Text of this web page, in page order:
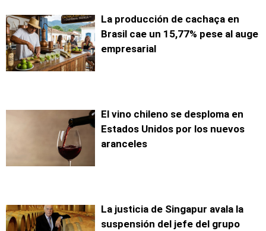
La producción de cachaça en
Brasil cae un 15,77% pese al auge
empresarial
El vino chileno se desploma en
Estados Unidos por los nuevos
aranceles
La justicia de Singapur avala la
suspensión del jefe del grupo